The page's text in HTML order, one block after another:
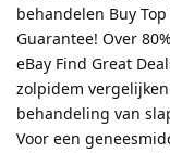
behandelen Buy
Guarantee! Over
eBay Find Great
zolpidem
behandeling van
Voor een